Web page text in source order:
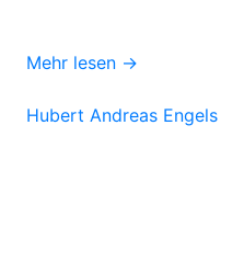
Mehr lesen →
Hubert Andreas Engels